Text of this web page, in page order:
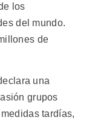
los
del mundo.
de
una
grupos
tardías,